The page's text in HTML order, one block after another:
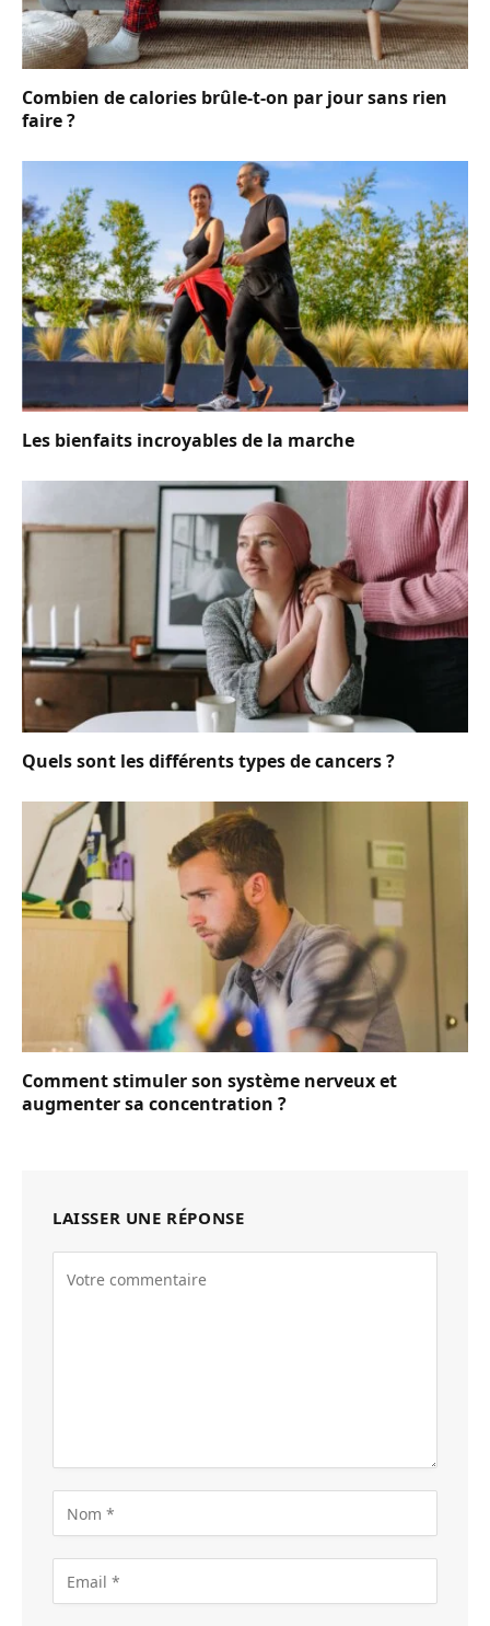
Combien de calories brûle-t-on par jour sans rien
faire ?
Les bienfaits incroyables de la marche
Quels sont les différents types de cancers ?
Comment stimuler son système nerveux et
augmenter sa concentration ?
LAISSER UNE RÉPONSE